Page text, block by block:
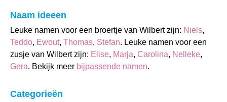
Naam ideeen
Leuke namen voor een broertje van Wilbert zijn: Niels,
Teddo, Ewout, Thomas, Stefan. Leuke namen voor een
zusje van Wilbert zijn: Elise, Marja, Carolina, Nelleke,
Gera. Bekijk meer bijpassende namen.
Categorieën